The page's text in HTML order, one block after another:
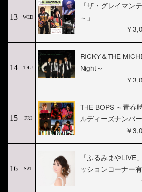
13 WED
「ザ・グレイマン
～」
￥
14 THU
RICKY＆THE
Night～
￥
15 FRI
THE BOPS ～青春
ルディーズナンバ
￥
16 SAT
「ふるみまやLIVE
ッションコーナー